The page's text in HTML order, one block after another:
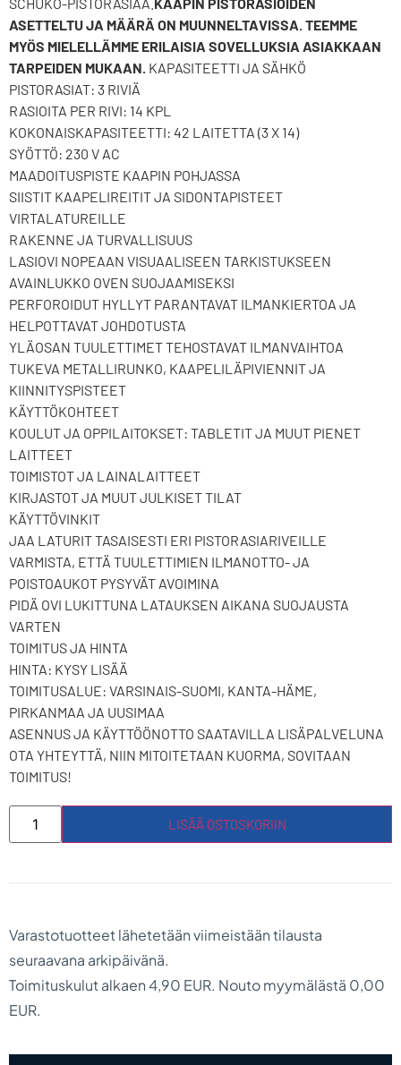
ASETTELTU JA MÄÄRÄ ON MUUNNELTAVISSA. TEEMME
MYÖS MIELELLÄMME ERILAISIA SOVELLUKSIA ASIAKKAAN
TARPEIDEN MUKAAN. KAPASITEETTI JA SÄHKÖ
PISTORASIAT: 3 RIVIÄ
RASIOITA PER RIVI: 14 KPL
KOKONAISKAPASITEETTI: 42 LAITETTA (3 X 14)
SYÖTTÖ: 230 V AC
MAADOITUSPISTE KAAPIN POHJASSA
SIISTIT KAAPELIREITIT JA SIDONTAPISTEET
VIRTALATUREILLE
RAKENNE JA TURVALLISUUS
LASIOVI NOPEAAN VISUAALISEEN TARKISTUKSEEN
AVAINLUKKO OVEN SUOJAAMISEKSI
PERFOROIDUT HYLLYT PARANTAVAT ILMANKIERTOA JA
HELPOTTAVAT JOHDOTUSTA
YLÄOSAN TUULETTIMET TEHOSTAVAT ILMANVAIHTOA
TUKEVA METALLIRUNKO, KAAPELILÄPIVIENNIT JA
KIINNITYSPISTEET
KÄYTTÖKOHTEET
KOULUT JA OPPILAITOKSET: TABLETIT JA MUUT PIENET
LAITTEET
TOIMISTOT JA LAINALAITTEET
KIRJASTOT JA MUUT JULKISET TILAT
KÄYTTÖVINKIT
JAA LATURIT TASAISESTI ERI PISTORASIARIVEILLE
VARMISTA, ETTÄ TUULETTIMIEN ILMANOTTO- JA
POISTOAUKOT PYSYVÄT AVOIMINA
PIDÄ OVI LUKITTUNA LATAUKSEN AIKANA SUOJAUSTA
VARTEN
TOIMITUS JA HINTA
HINTA: KYSY LISÄÄ
TOIMITUSALUE: VARSINAIS-SUOMI, KANTA-HÄME,
PIRKANMAA JA UUSIMAA
ASENNUS JA KÄYTTÖÖNOTTO SAATAVILLA LISÄPALVELUNA
OTA YHTEYTTÄ, NIIN MITOITETAAN KUORMA, SOVITAAN
TOIMITUS!
LISÄÄ OSTOSKORIIN
Varastotuotteet lähetetään viimeistään tilausta
seuraavana arkipäivänä.
Toimituskulut alkaen 4,90 EUR. Nouto myymälästä 0,00
EUR.